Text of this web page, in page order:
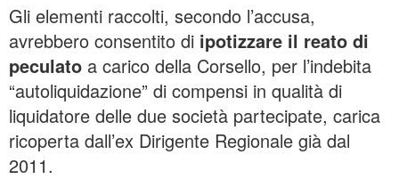
Gli elementi raccolti, secondo l’accusa,
avrebbero consentito di ipotizzare il reato di
peculato a carico della Corsello, per l’indebita
“autoliquidazione” di compensi in qualità di
liquidatore delle due società partecipate, carica
ricoperta dall’ex Dirigente Regionale già dal
2011.